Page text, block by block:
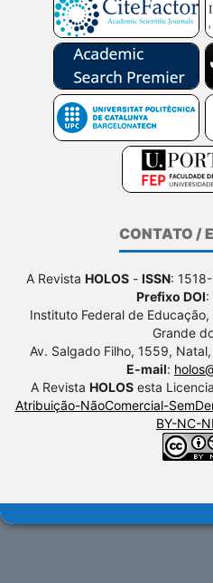
CONTATO /
A Revista HOLOS - ISSN:
Prefixo DOI:
Instituto Federal de
Grande
Av. Salgado Filho, 1559,
E-mail:
A Revista HOLOSesta
Atribuição-NãoComercial-
BY-NC-